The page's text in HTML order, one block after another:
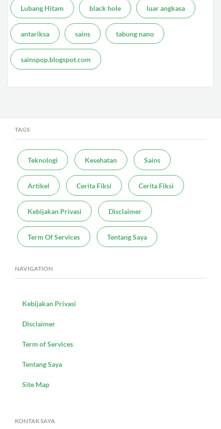
Lubang Hitam black hole luar angkasa
antariksa sains tabung nano
sainspop.blogspot.com
TAGS
Teknologi Kesehatan Sains
Artikel Cerita Fiksi Cerita Fiksi
Kebijakan Privasi Disclaimer
Term Of Services Tentang Saya
NAVIGATION
Kebijakan Privasi
Disclaimer
Term of Services
Tentang Saya
Site Map
KONTAK SAYA